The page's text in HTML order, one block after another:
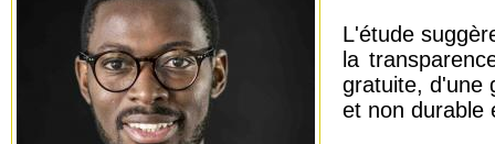
L'étude
la
gratuite, d'une
et non durable